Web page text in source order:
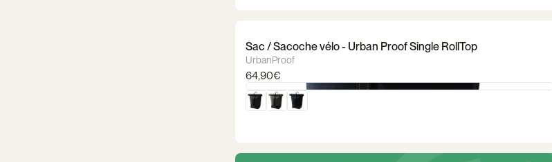
Sac / Sacoche vélo - Urban Proof Single RollTop
UrbanProof
64,90€